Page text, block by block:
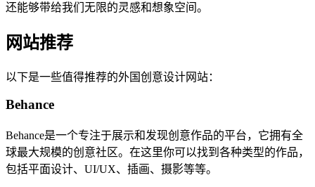
还能够带给我们无限的灵感和想象空间。
网站推荐
以下是一些值得推荐的外国创意设计网站：
Behance
Behance是一个专注于展示和发现创意作品的平台，它拥有全
球最大规模的创意社区。在这里你可以找到各种类型的作品，
包括平面设计、UI/UX、插画、摄影等等。